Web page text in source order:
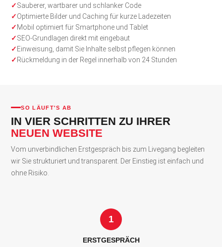
Sauberer, wartbarer und schlanker Code
Optimierte Bilder und Caching für kurze Ladezeiten
Mobil optimiert für Smartphone und Tablet
SEO-Grundlagen direkt mit eingebaut
Einweisung, damit Sie Inhalte selbst pflegen können
Rückmeldung in der Regel innerhalb von 24 Stunden
SO LÄUFT'S AB
IN VIER SCHRITTEN ZU IHRER
NEUEN WEBSITE
Vom unverbindlichen Erstgespräch bis zum Livegang begleiten
wir Sie strukturiert und transparent. Der Einstieg ist einfach und
ohne Risiko.
1
ERSTGESPRÄCH